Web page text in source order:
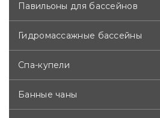
Павильоны для бассейнов
Гидромассажные бассейны
Спа-купели
Банные чаны